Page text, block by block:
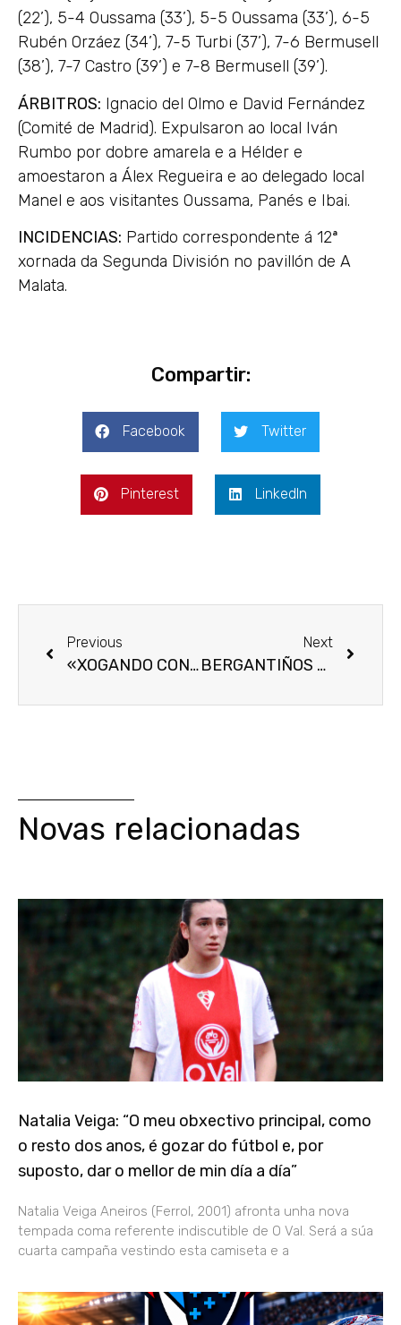
(22’), 5-4 Oussama (33’), 5-5 Oussama (33’), 6-5
Rubén Orzáez (34’), 7-5 Turbi (37’), 7-6 Bermusell
(38’), 7-7 Castro (39’) e 7-8 Bermusell (39’).
ÁRBITROS: Ignacio del Olmo e David Fernández
(Comité de Madrid). Expulsaron ao local Iván
Rumbo por dobre amarela e a Hélder e
amoestaron a Álex Regueira e ao delegado local
Manel e aos visitantes Oussama, Panés e Ibai.
INCIDENCIAS: Partido correspondente á 12ª
xornada da Segunda División no pavillón de A
Malata.
Compartir:
Facebook Twitter
Pinterest LinkedIn
Previous
«XOGANDO CON FUTGAL»: Actividade de fútbol sala
Next
BERGANTIÑOS FC: Cae ante o Zamora
Novas relacionadas
Natalia Veiga: “O meu obxectivo principal, como
o resto dos anos, é gozar do fútbol e, por
suposto, dar o mellor de min día a día”
Natalia Veiga Aneiros (Ferrol, 2001) afronta unha nova
tempada coma referente indiscutible de O Val. Será a súa
cuarta campaña vestindo esta camiseta e a